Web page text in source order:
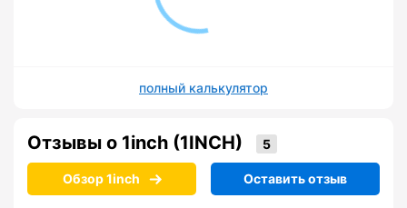
полный калькулятор
Отзывы о 1inch (1INCH)
Обзор 1inch Оставить отзыв